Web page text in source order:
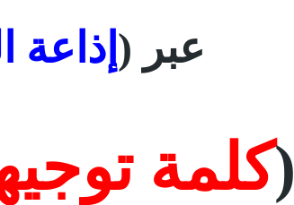
عبر ( إذاعة
(كلمة